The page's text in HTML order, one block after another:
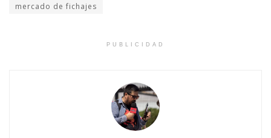
mercado de fichajes
PUBLICIDAD